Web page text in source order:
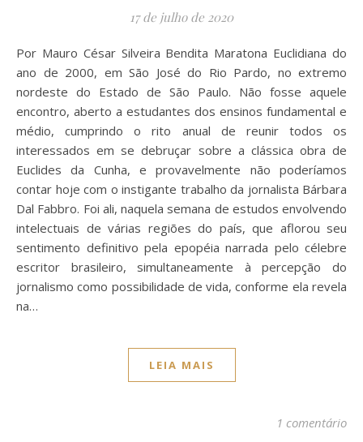
17 de julho de 2020
Por Mauro César Silveira Bendita Maratona Euclidiana do
ano de 2000, em São José do Rio Pardo, no extremo
nordeste do Estado de São Paulo. Não fosse aquele
encontro, aberto a estudantes dos ensinos fundamental e
médio, cumprindo o rito anual de reunir todos os
interessados em se debruçar sobre a clássica obra de
Euclides da Cunha, e provavelmente não poderíamos
contar hoje com o instigante trabalho da jornalista Bárbara
Dal Fabbro. Foi ali, naquela semana de estudos envolvendo
intelectuais de várias regiões do país, que aflorou seu
sentimento definitivo pela epopéia narrada pelo célebre
escritor brasileiro, simultaneamente à percepção do
jornalismo como possibilidade de vida, conforme ela revela
na…
LEIA MAIS
1 comentário